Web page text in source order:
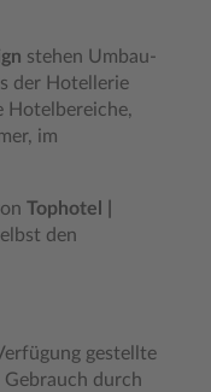
stehen Umbau-
der Hotellerie
Hotelbereiche,
im
Tophotel |
den
gestellte
durch